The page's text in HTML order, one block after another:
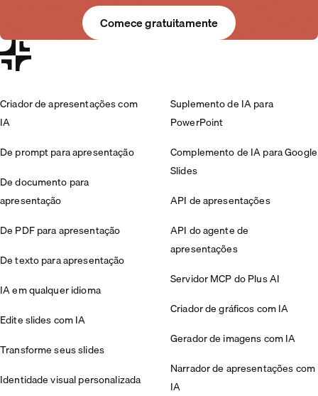
Comece gratuitamente
Criador de apresentações com
IA
De prompt para apresentação
De documento para
apresentação
De PDF para apresentação
De texto para apresentação
IA em qualquer idioma
Edite slides com IA
Transforme seus slides
Identidade visual personalizada
Suplemento de IA para
PowerPoint
Complemento de IA para Google
Slides
API de apresentações
API do agente de
apresentações
Servidor MCP do Plus AI
Criador de gráficos com IA
Gerador de imagens com IA
Narrador de apresentações com
IA